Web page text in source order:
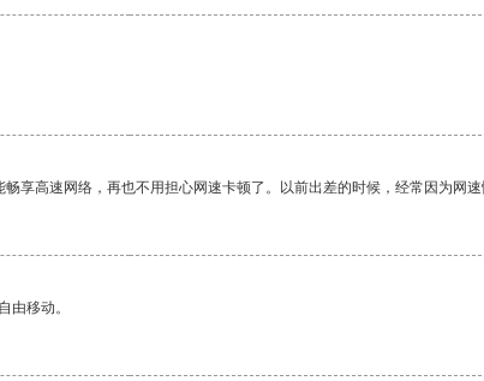
享高速网络，再也不用担心网速卡顿了。以前出差的时候，经常因为网
由移动。